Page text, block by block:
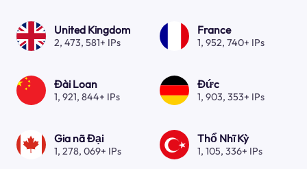
United Kingdom
2, 473, 581+ IPs
France
1, 952, 740+ IPs
Đài Loan
1, 921, 844+ IPs
Đức
1, 903, 353+ IPs
Gia nã Đại
1, 278, 069+ IPs
Thổ Nhĩ Kỳ
1, 105, 336+ IPs